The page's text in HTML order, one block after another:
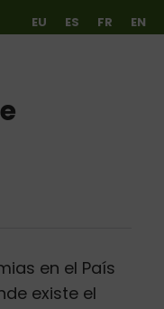
EU ES FR EN
en el País
existe el